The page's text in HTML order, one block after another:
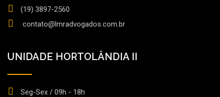
(19) 3897-2560
contato@lmradvogados.com.br
UNIDADE HORTOLÂNDIA II
Seg-Sex / 09h - 18h